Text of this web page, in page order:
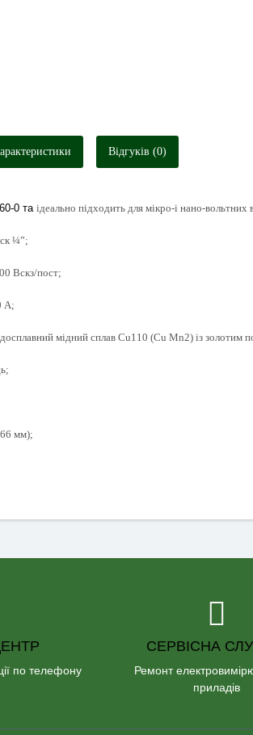
Відгуків (0)
0 та ідеально підходить для мікро-і нано-вольтних
¼”;
Вскз/пост;
А;
мідний сплав Cu110 (Cu Mn2) із золотим
мм);
по телефону
СЕРВІСНА
Ремонт
приладів